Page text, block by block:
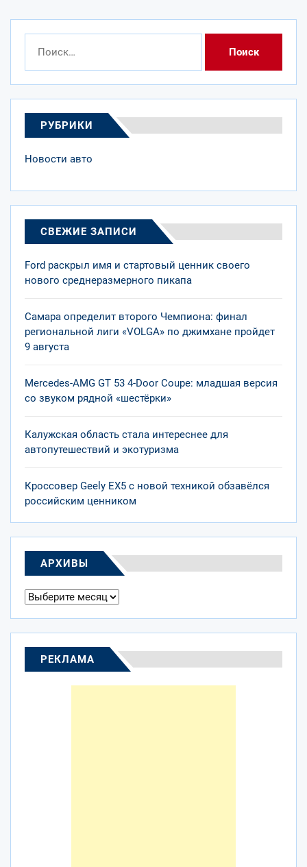
РУБРИКИ
Новости авто
СВЕЖИЕ ЗАПИСИ
Ford раскрыл имя и стартовый ценник своего
нового среднеразмерного пикапа
Самара определит второго Чемпиона: финал
региональной лиги «VOLGA» по джимхане пройдет
9 августа
Mercedes-AMG GT 53 4-Door Coupe: младшая версия
со звуком рядной «шестёрки»
Калужская область стала интереснее для
автопутешествий и экотуризма
Кроссовер Geely EX5 с новой техникой обзавёлся
российским ценником
АРХИВЫ
Архивы
РЕКЛАМА